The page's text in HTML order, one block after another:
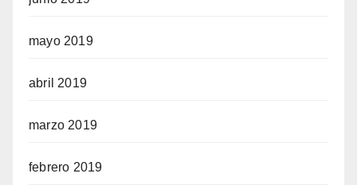
mayo 2019
abril 2019
marzo 2019
febrero 2019